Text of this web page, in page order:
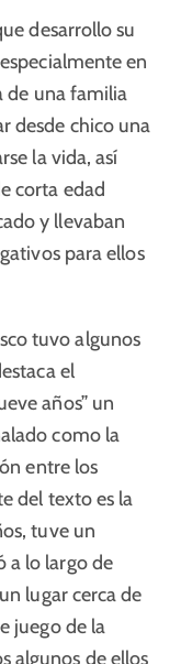
desarrollo su
en
de una familia
desde chico una
la vida, así
corta edad
y llevaban
para ellos
tuvo algunos
el
años” un
como la
entre los
del texto es la
tuve un
a lo largo de
lugar cerca de
juego de la
algunos de ellos